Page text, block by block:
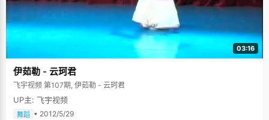
03:16
伊茹勒 - 云珂君
飞宇视频 第107期, 伊茹勒 - 云珂君
UP主: 飞宇视频
舞蹈 • 2012/5/29